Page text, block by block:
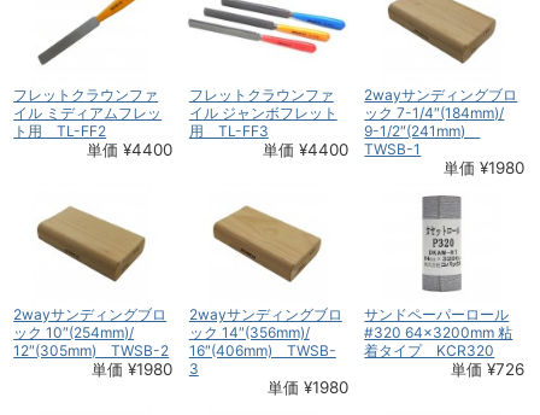
フレットクラウンファ
イル ミディアムフレッ
ト用 TL-FF2
単価 ¥4400
フレットクラウンファ
イル ジャンボフレット
用 TL-FF3
単価 ¥4400
2wayサンディングブロ
ック 7-1/4″(184mm)/
9-1/2″(241mm)
TWSB-1
単価 ¥1980
2wayサンディングブロ
ック 10″(254mm)/
12″(305mm) TWSB-2
単価 ¥1980
2wayサンディングブロ
ック 14″(356mm)/
16″(406mm) TWSB-
3
単価 ¥1980
サンドペーパーロール
#320 64×3200mm 粘
着タイプ KCR320
単価 ¥726